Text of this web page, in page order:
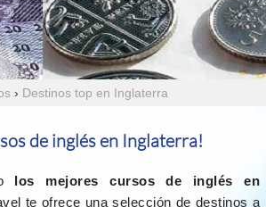
› Destinos top en Inglaterra
de inglés en Inglaterra!
los mejores cursos de inglés en
te ofrece una selección de destinos a